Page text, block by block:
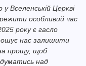
Вселенській Церкві
особливий час
року є гасло
нас залишити
прощу, щоб
над